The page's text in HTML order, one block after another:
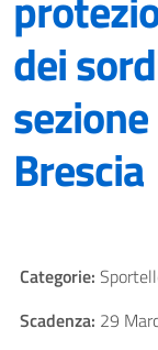
dei
Brescia
Categorie:
Scadenza: 29